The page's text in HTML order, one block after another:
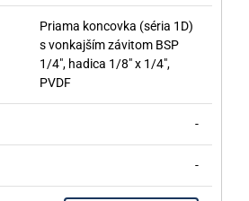
Priama koncovka (séria 1D)
s vonkajším závitom BSP
1/4", hadica 1/8" x 1/4",
PVDF
-
-